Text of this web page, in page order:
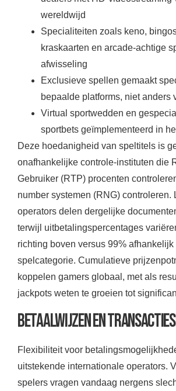
wereldwijd
Specialiteiten zoals keno,
kraskaarten en arcade-achtige
afwisseling
Exclusieve spellen gemaakt
bepaalde platforms, niet anders
Virtual sportwedden en
sportbets geïmplementeerd in
Deze hoedanigheid van speltitels is
onafhankelijke controle-instituten die
Gebruiker (RTP) procenten
number systemen (RNG) controleren.
operators delen dergelijke
terwijl uitbetalingspercentages
richting boven versus 99% afhankelijk
spelcategorie. Cumulatieve
koppelen gamers globaal, met als
jackpots weten te groeien tot
Betaalwijzen en
Flexibiliteit voor
uitstekende internationale operators.
spelers vragen vandaag nergens